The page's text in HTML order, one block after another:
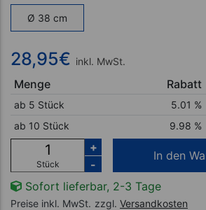
Ø 38 cm
28,95€ inkl. MwSt.
Menge Rabatt
ab 5 Stück 5.01 %
ab 10 Stück
9.98 %
Stück
+
-
In den
Sofort lieferbar, 2-3 Tage
Preise inkl. MwSt. zzgl. Versandkosten